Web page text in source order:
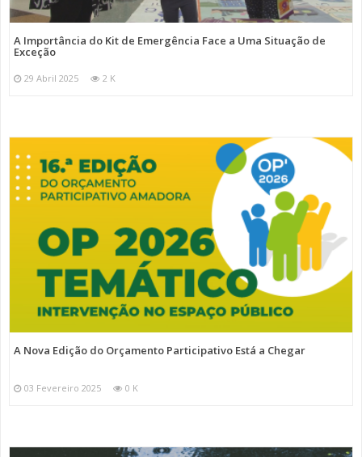
A Importância do Kit de Emergência Face a Uma Situação de
Exceção
29 Abril 2025 2 K
A Nova Edição do Orçamento Participativo Está a Chegar
03 Fevereiro 2025 0 K